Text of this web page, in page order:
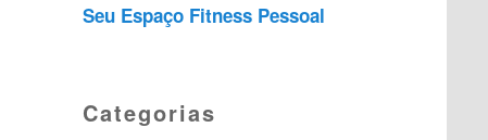
Seu Espaço Fitness Pessoal
Categorias